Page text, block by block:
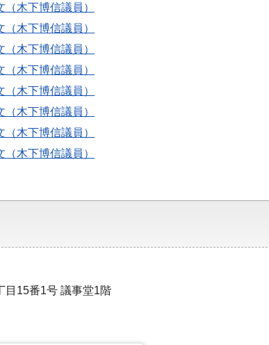
木下博信議員）
木下博信議員）
木下博信議員）
木下博信議員）
木下博信議員）
木下博信議員）
木下博信議員）
木下博信議員）
目15番1号 議事堂1階